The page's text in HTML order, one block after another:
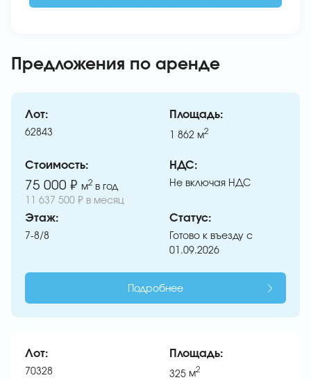
Предложения по аренде
Лот:
62843
Площадь:
1 862 м2
Стоимость:
75 000 ₽ м2 в год
11 637 500 ₽ в месяц
НДС:
Не включая НДС
Этаж:
7-8/8
Статус:
Готово к въезду с
01.09.2026
Подробнее
Лот:
70328
Площадь:
325 м2